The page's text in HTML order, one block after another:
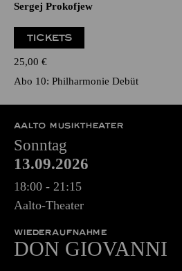
Sergej Prokofjew
TICKETS
25,00 €
Abo 10: Philharmonie Debüt
AALTO MUSIKTHEATER
Sonntag
13.09.2026
18:00 - 21:15
Aalto-Theater
WIEDERAUFNAHME
DON GIO­VANNI